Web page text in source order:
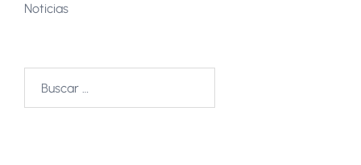
Noticias